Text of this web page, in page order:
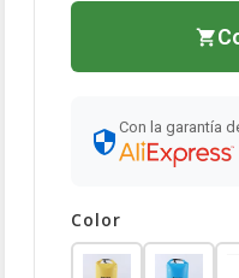
Con la garantía
Color